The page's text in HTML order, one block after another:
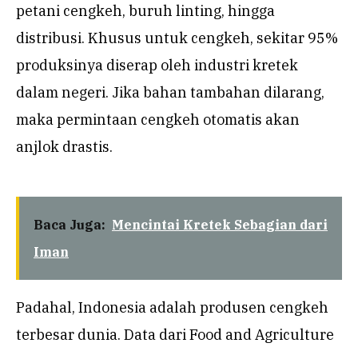
petani cengkeh, buruh linting, hingga
distribusi. Khusus untuk cengkeh, sekitar 95%
produksinya diserap oleh industri kretek
dalam negeri. Jika bahan tambahan dilarang,
maka permintaan cengkeh otomatis akan
anjlok drastis.
Baca Juga: Mencintai Kretek Sebagian dari
Iman
Padahal, Indonesia adalah produsen cengkeh
terbesar dunia. Data dari Food and Agriculture